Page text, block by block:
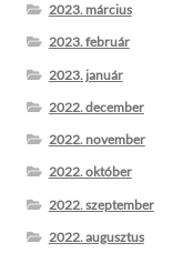
2023. március
2023. február
2023. január
2022. december
2022. november
2022. október
2022. szeptember
2022. augusztus